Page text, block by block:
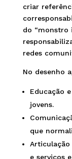
criar
do “monstro
redes
No desenho
Educação
jovens.
que
e serviços